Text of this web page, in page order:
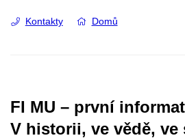
Kontakty Domů
FI MU – první
V historii, ve vědě, ve